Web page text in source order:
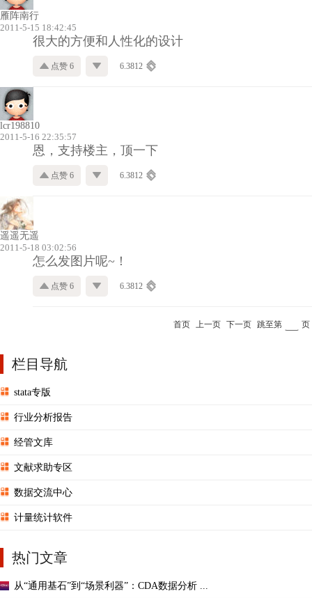
雁阵南行
2011-5-15 18:42:45
很大的方便和人性化的设计
点赞 6 6.3812
lcr198810
2011-5-16 22:35:57
恩，支持楼主，顶一下
点赞 6 6.3812
遥遥无遥
2011-5-18 03:02:56
怎么发图片呢~！
点赞 6 6.3812
首页 上一页 下一页 跳至第 页
栏目导航
stata专版
行业分析报告
经管文库
文献求助专区
数据交流中心
计量统计软件
热门文章
从“通用基石”到“场景利器”：CDA数据分析 ...